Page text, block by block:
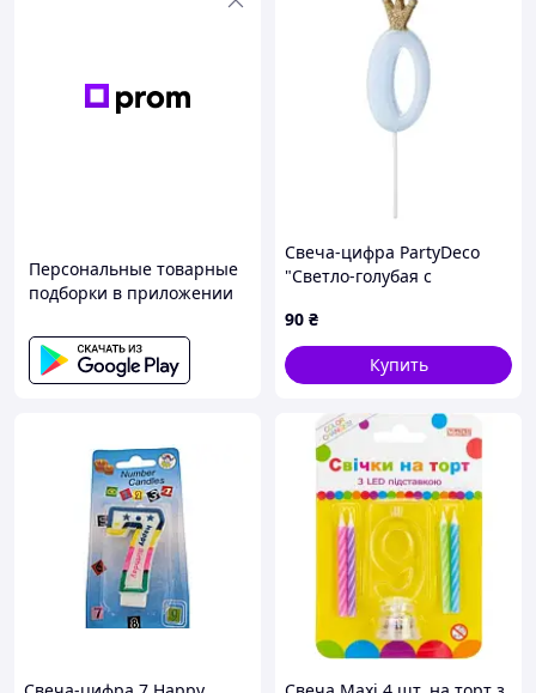
Персональные товарные
подборки в приложении
Свеча-цифра PartyDeco
"Светло-голубая с
90 ₴
Купить